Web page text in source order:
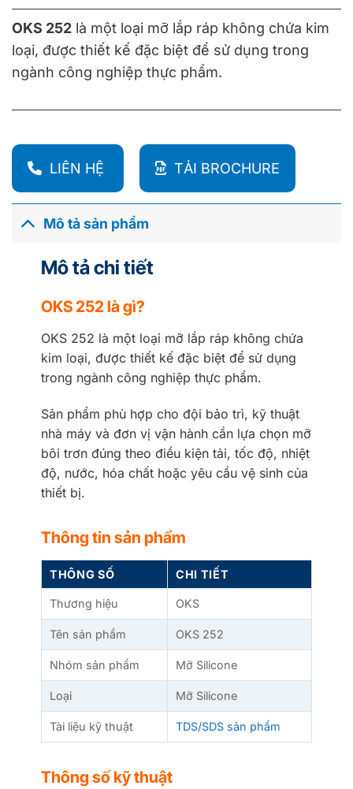
OKS 252 là một loại mỡ lắp ráp không chứa kim
loại, được thiết kế đặc biệt để sử dụng trong
ngành công nghiệp thực phẩm.
LIÊN HỆ TẢI BROCHURE
Mô tả sản phẩm
Mô tả chi tiết
OKS 252 là gì?
OKS 252 là một loại mỡ lắp ráp không chứa
kim loại, được thiết kế đặc biệt để sử dụng
trong ngành công nghiệp thực phẩm.
Sản phẩm phù hợp cho đội bảo trì, kỹ thuật
nhà máy và đơn vị vận hành cần lựa chọn mỡ
bôi trơn đúng theo điều kiện tải, tốc độ, nhiệt
độ, nước, hóa chất hoặc yêu cầu vệ sinh của
thiết bị.
Thông tin sản phẩm
THÔNG SỐ CHI TIẾT
Thương hiệu OKS
Tên sản phẩm OKS 252
Nhóm sản phẩm Mỡ Silicone
Loại Mỡ Silicone
Tài liệu kỹ thuật TDS/SDS sản phẩm
Thông số kỹ thuật